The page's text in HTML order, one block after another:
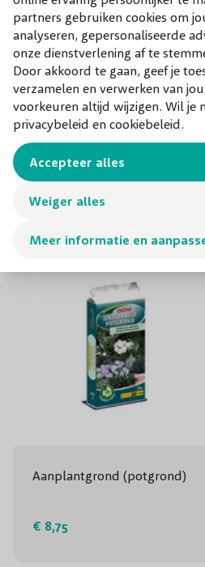
partners gebruiken cookies om
analyseren, gepersonaliseerde
onze dienstverlening af te
Door akkoord te gaan, geef je
verzamelen en verwerken van
voorkeuren altijd wijzigen. Wil je
privacybeleid en cookiebeleid.
Meer informatie en
Weiger alles
Accepteer alles
waarin onkruid geen kans krijgt.
werk! Bovendien is de
sterk, winterhard en heeft de
bijzondere zorg nodig. Dit maakt
bodembedekker voor iedere tuin
Combineer met
Onze aanraders bij dit product
Aanplantgrond (potgrond)
€ 8,75